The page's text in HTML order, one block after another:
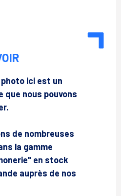
ici est un
que nous pouvons
de nombreuses
la gamme
en stock
auprès de nos